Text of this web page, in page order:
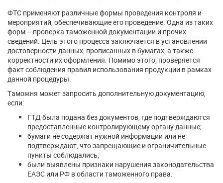
ФТС применяют различные формы проведения контроля и
мероприятий, обеспечивающие его проведение. Одна из таких
форм – проверка таможенной документации и прочих
сведений. Цель этого процесса заключается в установлении
достоверности данных, прописанных в бумагах, а также
корректности их оформления. Помимо этого, проверяется
факт соблюдения правил использования продукции в рамках
данной процедуры.
Таможня может запросить дополнительную документацию,
если:
ГТД была подана без документов, где подтверждаются
предоставленные контролирующему органу данные;
бумаги не содержат нужной информации или не
подтверждают, что запрещающие и ограничительные
пункты соблюдались;
были выявлены признаки нарушения законодательства
ЕАЭС или РФ в области таможенного права.